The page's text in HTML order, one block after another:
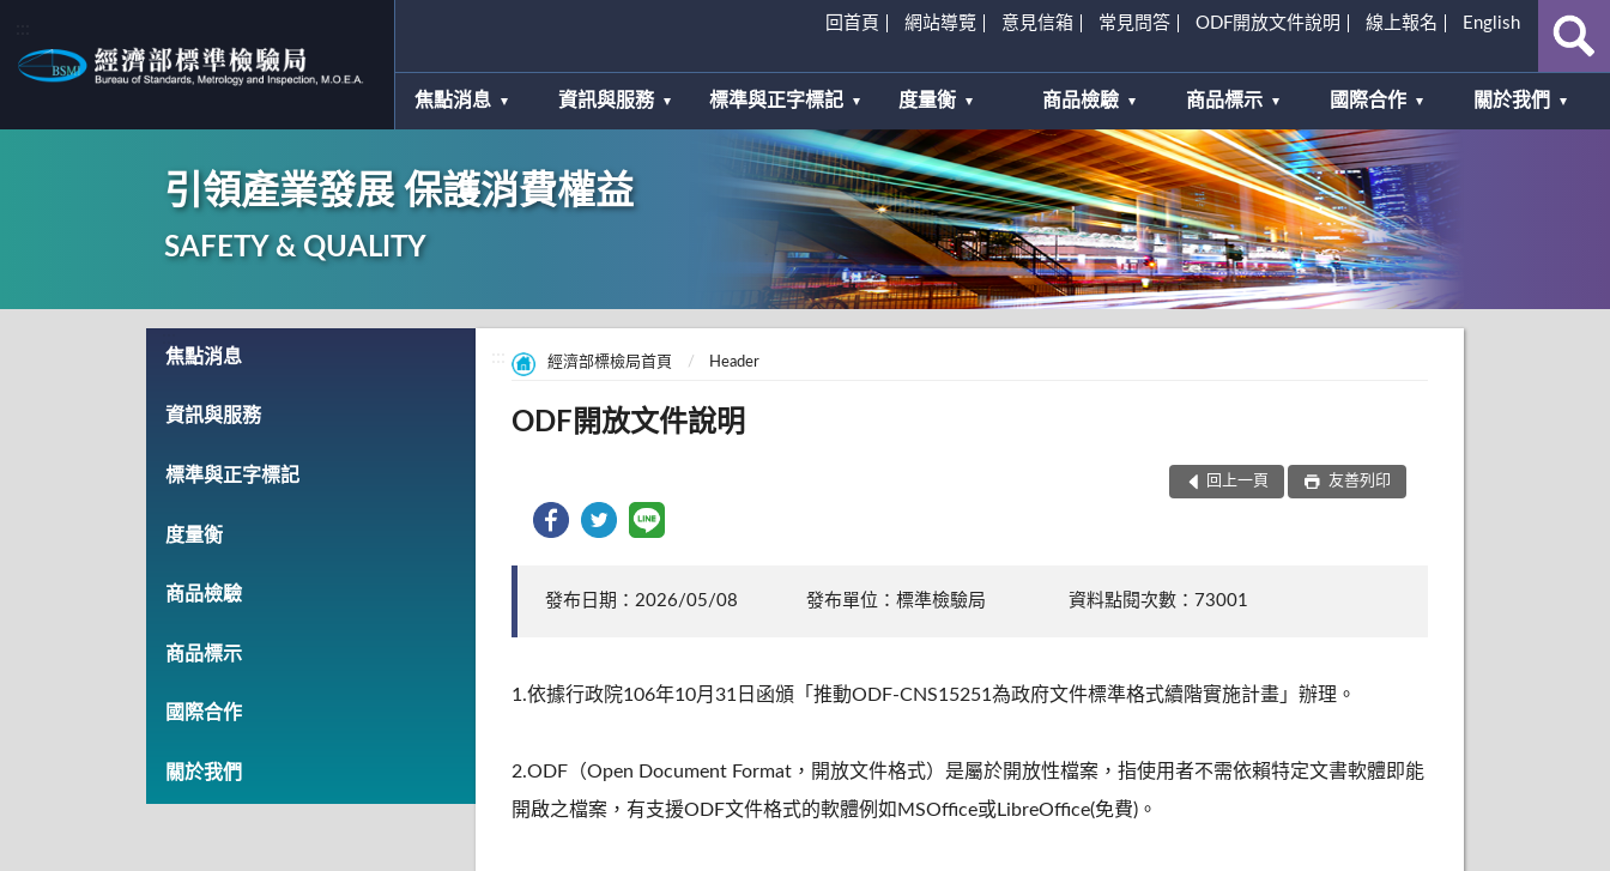
回首頁 網站導覽 意見信箱 常見問答 ODF開放文件說明 線上報名 English
焦點消息 資訊與服務 標準與正字標記 度量衡 商品檢驗 商品標示 國際合作 關於我們
引領產業發展 保護消費權益
SAFETY & QUALITY
焦點消息
資訊與服務
標準與正字標記
度量衡
商品檢驗
商品標示
國際合作
關於我們
經濟部標檢局首頁 Header
ODF開放文件說明
回上一頁 友善列印
發布日期：2026/05/08 發布單位：標準檢驗局 資料點閱次數：73001
1.依據行政院106年10月31日函頒「推動ODF-CNS15251為政府文件標準格式續階實施計畫」辦理。
2.ODF（Open Document Format，開放文件格式）是屬於開放性檔案，指使用者不需依賴特定文書軟體即能
開啟之檔案，有支援ODF文件格式的軟體例如MSOffice或LibreOffice(免費)。